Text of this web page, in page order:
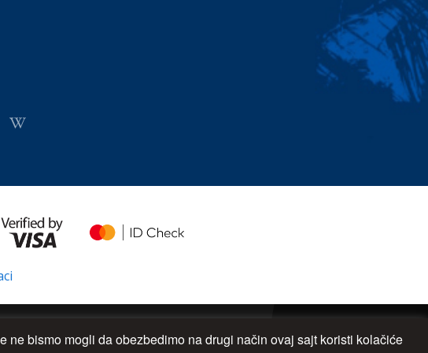
UP
bismo mogli da obezbedimo na drugi način ovaj sajt koristi kolačiće